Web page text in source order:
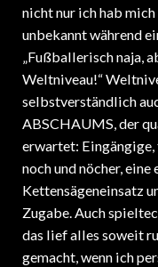
nicht nur ich hab
unbekannt während
„Fußballerisch naja,
Weltniveau!“
selbstverständlich
ABSCHAUMS, der
erwartet:
noch und nöcher,
Kettensägeneinsatz
Zugabe. Auch
das lief alles soweit
gemacht, wenn ich